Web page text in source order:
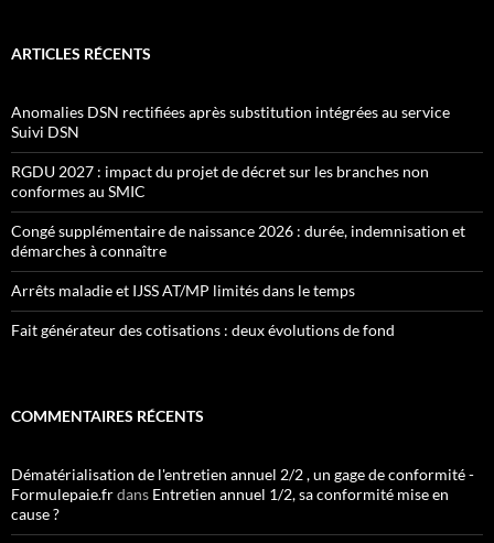
ARTICLES RÉCENTS
Anomalies DSN rectifiées après substitution intégrées au service
Suivi DSN
RGDU 2027 : impact du projet de décret sur les branches non
conformes au SMIC
Congé supplémentaire de naissance 2026 : durée, indemnisation et
démarches à connaître
Arrêts maladie et IJSS AT/MP limités dans le temps
Fait générateur des cotisations : deux évolutions de fond
COMMENTAIRES RÉCENTS
Dématérialisation de l'entretien annuel 2/2 , un gage de conformité -
Formulepaie.frdans Entretien annuel 1/2, sa conformité mise en
cause ?